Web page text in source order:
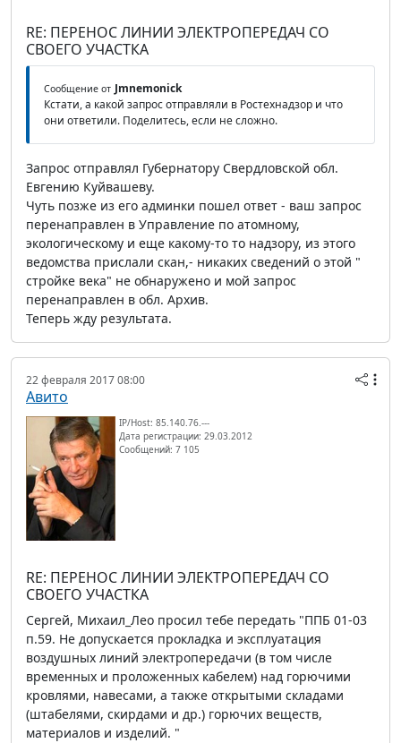
RE: ПЕРЕНОС ЛИНИИ ЭЛЕКТРОПЕРЕДАЧ СО
СВОЕГО УЧАСТКА
Сообщение от Jmnemonick
Кстати, а какой запрос отправляли в Ростехнадзор и что
они ответили. Поделитесь, если не сложно.
Запрос отправлял Губернатору Свердловской обл.
Евгению Куйвашеву.
Чуть позже из его админки пошел ответ - ваш запрос
перенаправлен в Управление по атомному,
экологическому и еще какому-то то надзору, из этого
ведомства прислали скан,- никаких сведений о этой "
стройке века" не обнаружено и мой запрос
перенаправлен в обл. Архив.
Теперь жду результата.
22 февраля 2017 08:00
Авито
IP/Host: 85.140.76.---
Дата регистрации: 29.03.2012
Сообщений: 7 105
RE: ПЕРЕНОС ЛИНИИ ЭЛЕКТРОПЕРЕДАЧ СО
СВОЕГО УЧАСТКА
Сергей, Михаил_Лео просил тебе передать "ППБ 01-03
п.59. Не допускается прокладка и эксплуатация
воздушных линий электропередачи (в том числе
временных и проложенных кабелем) над горючими
кровлями, навесами, а также открытыми складами
(штабелями, скирдами и др.) горючих веществ,
материалов и изделий. "